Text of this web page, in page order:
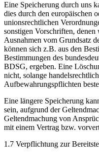
Eine Speicherung durch uns
dies durch den europäischen
unionsrechtlichen
sonstigen Vorschriften,
Ausnahmen vom Grundsatz
können sich z.B. aus den
Bestimmungen des
BDSG, ergeben. Eine
nicht, solange
Aufbewahrungspflichten
Eine längere Speicherung
sein, aufgrund der
Geltendmachung von
mit einem Vertrag bzw.
1.7 Verpflichtung zur